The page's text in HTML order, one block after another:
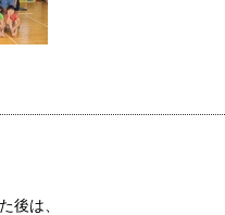
後は、